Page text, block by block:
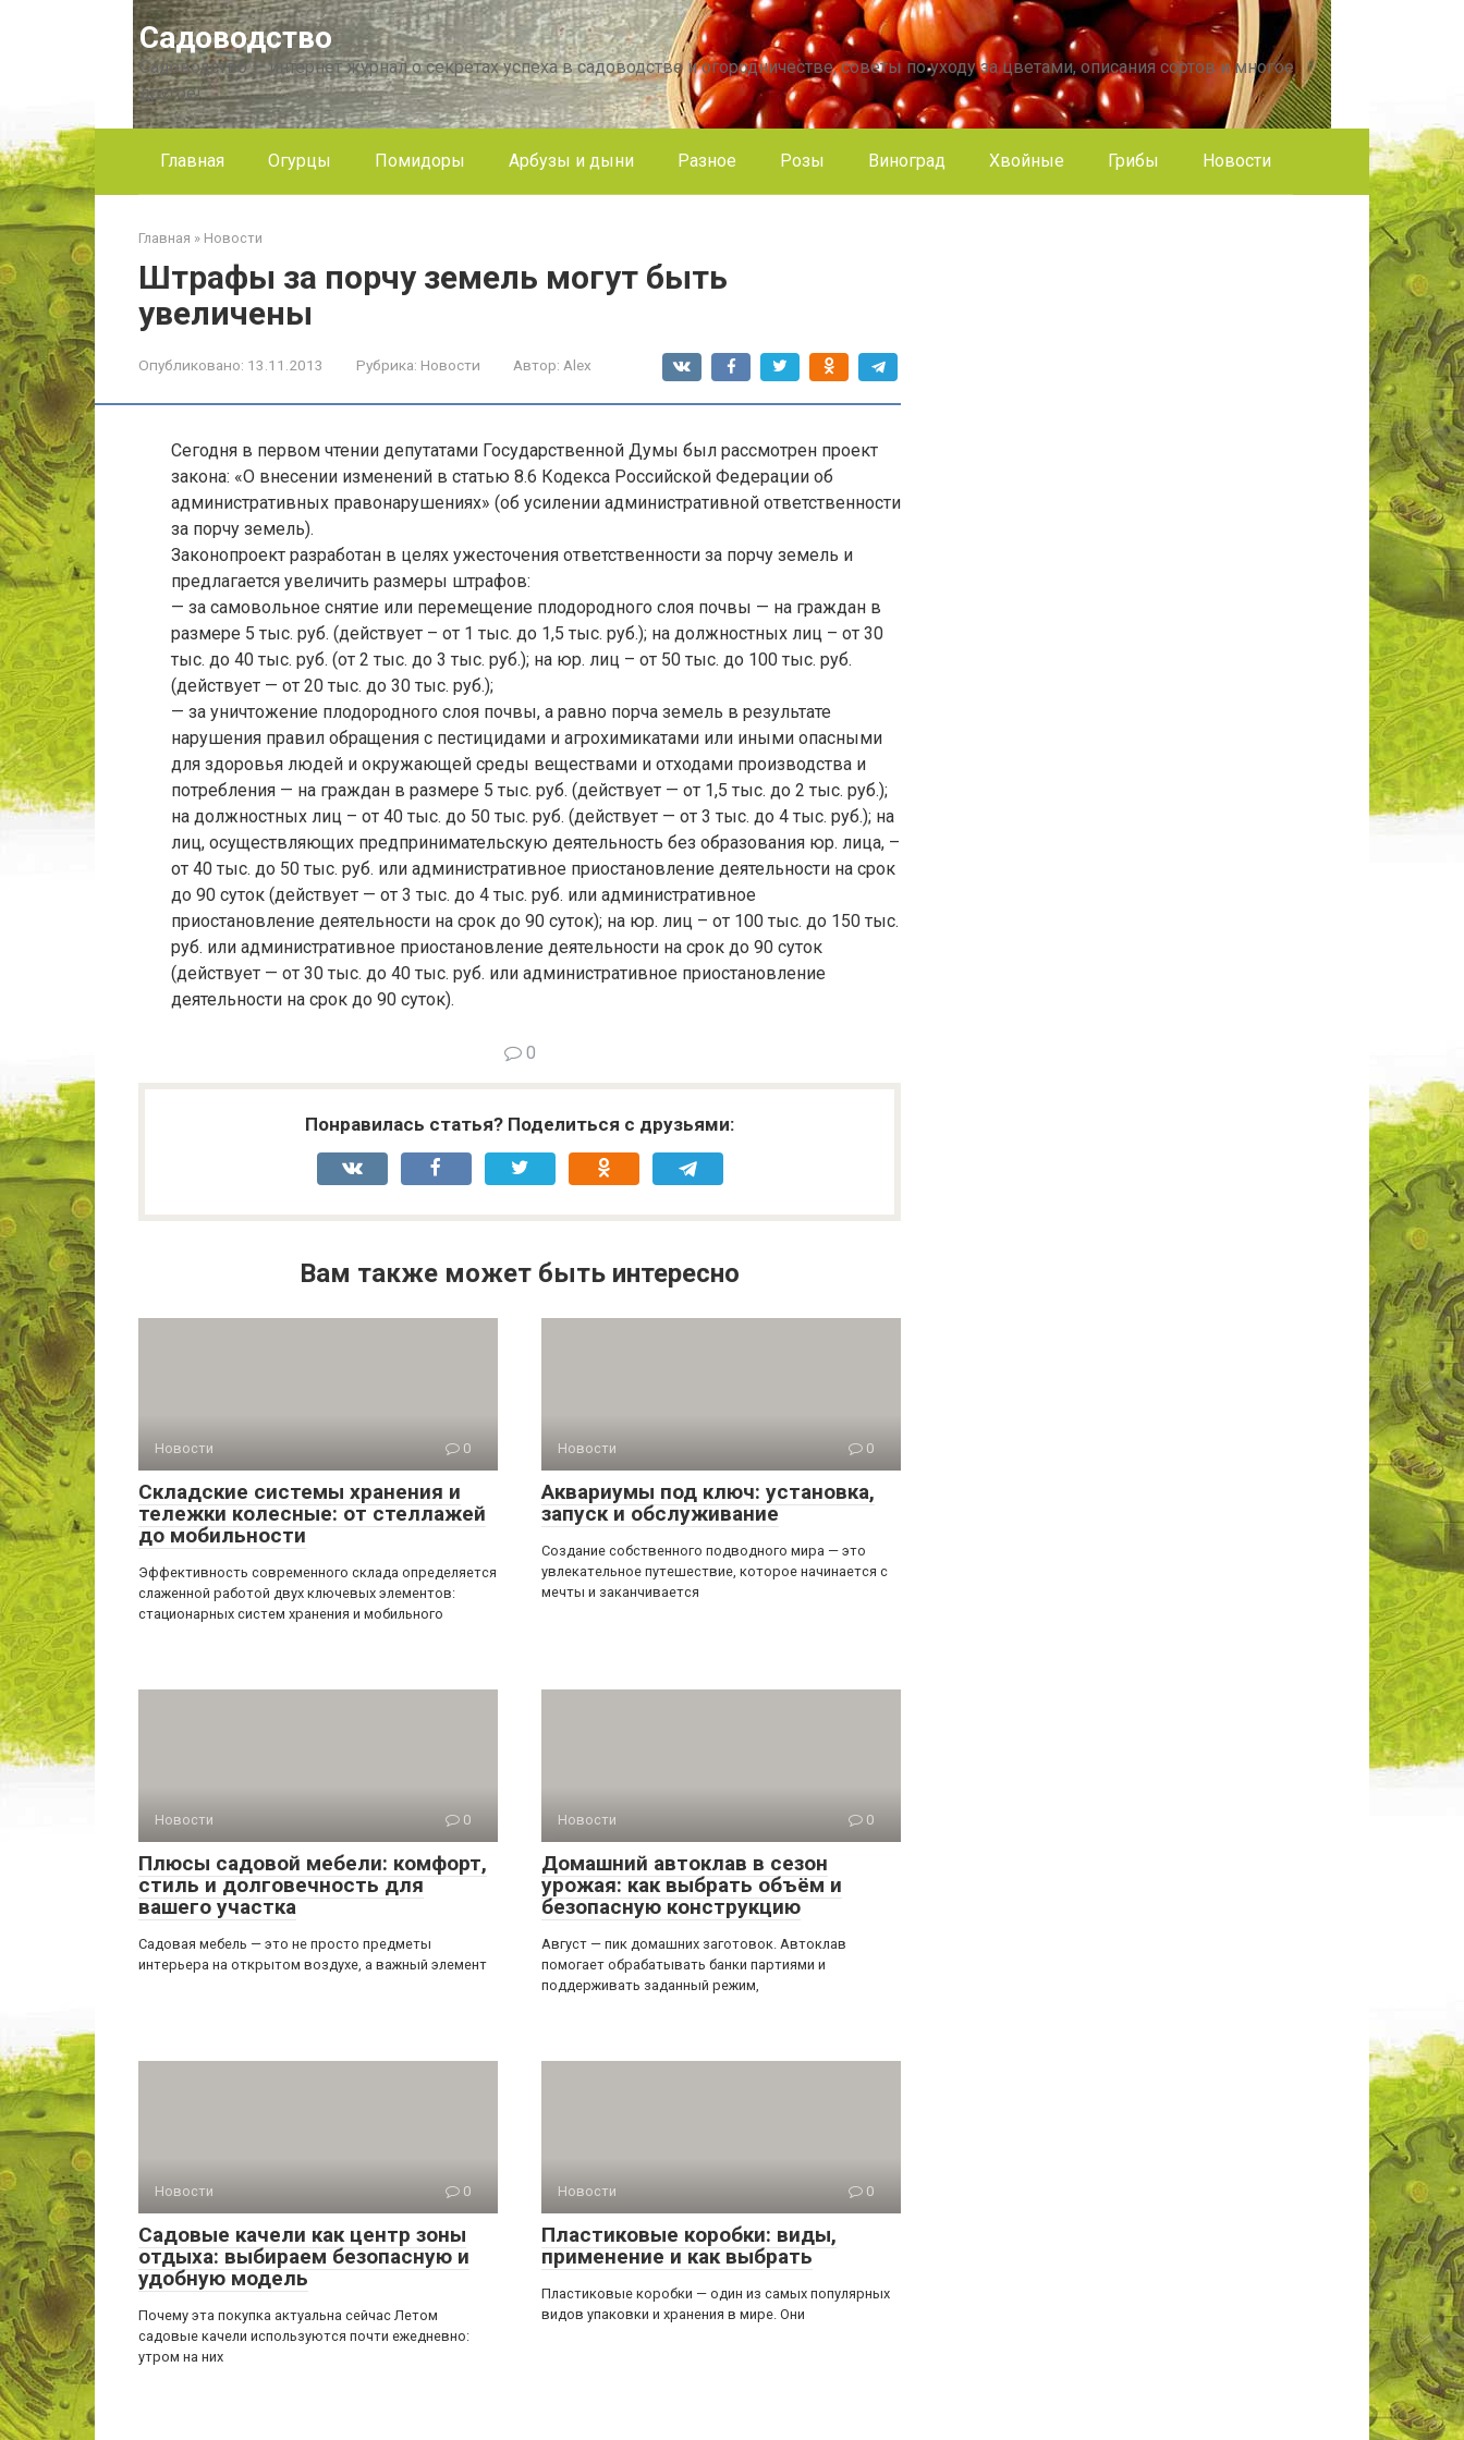
Садоводство
Садоводство — интернет журнал о секретах успеха в садоводстве и огородничестве, советы по уходу за цветами, описания сортов и многое
другое!
Главная Огурцы Помидоры Арбузы и дыни Разное Розы Виноград Хвойные Грибы Новости
Главная » Новости
Штрафы за порчу земель могут быть
увеличены
Опубликовано: 13.11.2013 Рубрика: Новости Автор: Alex
Сегодня в первом чтении депутатами Государственной Думы был рассмотрен проект
закона: «О внесении изменений в статью 8.6 Кодекса Российской Федерации об
административных правонарушениях» (об усилении административной ответственности
за порчу земель).
Законопроект разработан в целях ужесточения ответственности за порчу земель и
предлагается увеличить размеры штрафов:
— за самовольное снятие или перемещение плодородного слоя почвы — на граждан в
размере 5 тыс. руб. (действует – от 1 тыс. до 1,5 тыс. руб.); на должностных лиц – от 30
тыс. до 40 тыс. руб. (от 2 тыс. до 3 тыс. руб.); на юр. лиц – от 50 тыс. до 100 тыс. руб.
(действует — от 20 тыс. до 30 тыс. руб.);
— за уничтожение плодородного слоя почвы, а равно порча земель в результате
нарушения правил обращения с пестицидами и агрохимикатами или иными опасными
для здоровья людей и окружающей среды веществами и отходами производства и
потребления — на граждан в размере 5 тыс. руб. (действует — от 1,5 тыс. до 2 тыс. руб.);
на должностных лиц – от 40 тыс. до 50 тыс. руб. (действует — от 3 тыс. до 4 тыс. руб.); на
лиц, осуществляющих предпринимательскую деятельность без образования юр. лица, –
от 40 тыс. до 50 тыс. руб. или административное приостановление деятельности на срок
до 90 суток (действует — от 3 тыс. до 4 тыс. руб. или административное
приостановление деятельности на срок до 90 суток); на юр. лиц – от 100 тыс. до 150 тыс.
руб. или административное приостановление деятельности на срок до 90 суток
(действует — от 30 тыс. до 40 тыс. руб. или административное приостановление
деятельности на срок до 90 суток).
0
Понравилась статья? Поделиться с друзьями:
Вам также может быть интересно
Новости 0
Складские системы хранения и
тележки колесные: от стеллажей
до мобильности
Эффективность современного склада определяется
слаженной работой двух ключевых элементов:
стационарных систем хранения и мобильного
Новости 0
Аквариумы под ключ: установка,
запуск и обслуживание
Создание собственного подводного мира — это
увлекательное путешествие, которое начинается с
мечты и заканчивается
Новости 0
Плюсы садовой мебели: комфорт,
стиль и долговечность для
вашего участка
Садовая мебель — это не просто предметы
интерьера на открытом воздухе, а важный элемент
Новости 0
Домашний автоклав в сезон
урожая: как выбрать объём и
безопасную конструкцию
Август — пик домашних заготовок. Автоклав
помогает обрабатывать банки партиями и
поддерживать заданный режим,
Новости 0
Садовые качели как центр зоны
отдыха: выбираем безопасную и
удобную модель
Почему эта покупка актуальна сейчас Летом
садовые качели используются почти ежедневно:
утром на них
Новости 0
Пластиковые коробки: виды,
применение и как выбрать
Пластиковые коробки — один из самых популярных
видов упаковки и хранения в мире. Они